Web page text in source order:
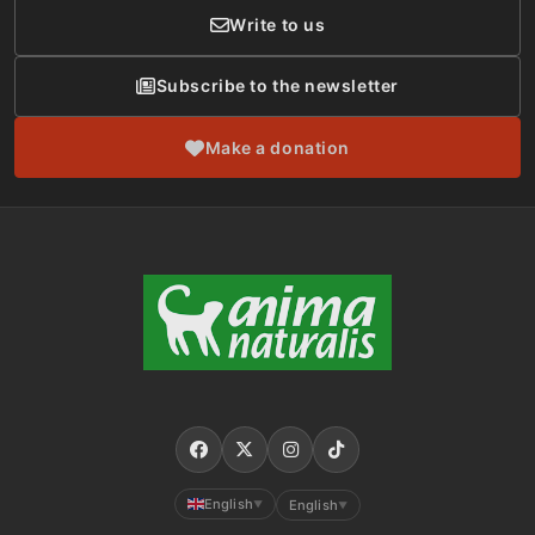
Write to us
Subscribe to the newsletter
Make a donation
English ▼ English ▼